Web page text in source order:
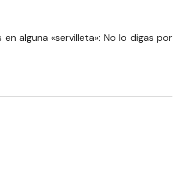
alguna «servilleta»: No lo digas por